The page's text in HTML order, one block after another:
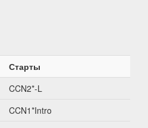
Старты
CCN2*-L
CCN1*Intro